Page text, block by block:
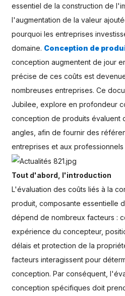
essentiel de la construction de
l'augmentation de la valeur
pourquoi les entreprises
domaine. Conception de
conception augmentent de jour
précise de ces coûts est
nombreuses entreprises. Ce
Jubilee, explore en profondeur
conception de produits évaluent
angles, afin de fournir des
entreprises et aux
Tout d'abord, l'introduction
L'évaluation des coûts liés à la
produit, composante essentielle
dépend de nombreux facteurs :
expérience du concepteur,
délais et protection de la
facteurs interagissent pour
conception. Par conséquent,
conception spécifiques doit